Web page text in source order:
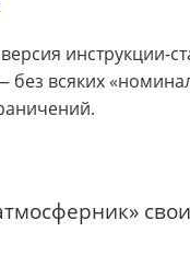
инструкции-
без всяких